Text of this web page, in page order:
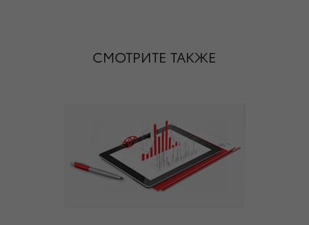
СМОТРИТЕ ТАКЖЕ